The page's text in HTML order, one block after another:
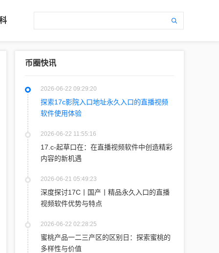
币圈快讯
2026-06-22 09:29:20
探索17c影院入口地址永久入口的直播视频
软件使用体验
2026-06-22 11:55:16
17.c-起草口在：在直播视频软件中创造精彩
内容的新机遇
2026-06-21 05:49:23
深度探讨17C丨国产丨精品永久入口的直播
视频软件优势与特点
2026-06-22 02:28:25
蜜桃产品一二三产区的区别日：探索蜜桃的
多样性与价值